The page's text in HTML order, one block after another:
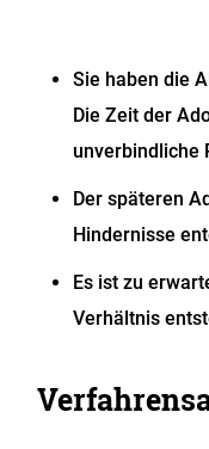
Sie haben die
Die Zeit der
unverbindliche
Der späteren
Hindernisse
Es ist zu
Verhältnis